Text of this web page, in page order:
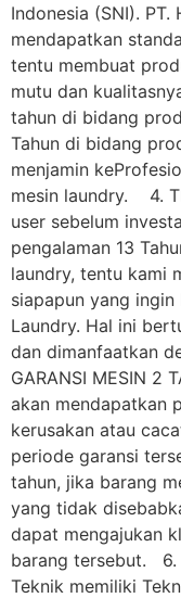
Indonesia (SNI).
mendapatkan
tentu membuat
mutu dan
tahun di bidang
Tahun di bidang
menjamin
mesin laundry. 4.
user sebelum
pengalaman 13
laundry, tentu kami
siapapun yang ingin
Laundry. Hal ini
dan dimanfaatkan
GARANSI MESIN 2
akan mendapatkan
kerusakan atau
periode garansi
tahun, jika barang
yang tidak
dapat mengajukan
barang tersebut. 6.
Teknik memiliki